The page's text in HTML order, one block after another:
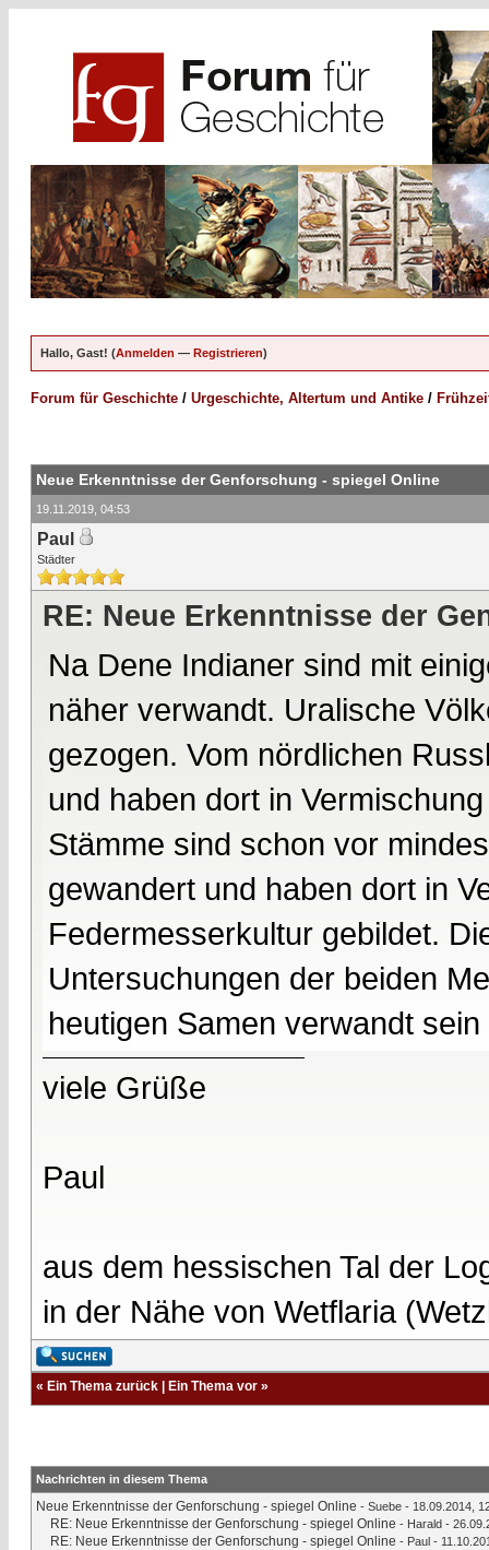
Hallo, Gast! (Anmelden — Registrieren)
Forum für Geschichte / Urgeschichte, Altertum und Antike /
Neue Erkenntnisse der Genforschung - spiegel Online
19.11.2019, 04:53
Paul
Städter
RE: Neue Erkenntnisse der
Na Dene Indianer sind mit
näher verwandt. Uralische
gezogen. Vom nördlichen
und haben dort in
Stämme sind schon vor
gewandert und haben dort in
Federmesserkultur gebildet.
Untersuchungen der beiden
heutigen Samen verwandt sein
viele Grüße
Paul
aus dem hessischen Tal der
in der Nähe von Wetflaria
« Ein Thema zurück Ein Thema vor »
Nachrichten in diesem Thema
Neue Erkenntnisse der Genforschung - spiegel Online - Suebe - 18.09.2014,
RE: Neue Erkenntnisse der Genforschung - spiegel Online - Harald -
RE: Neue Erkenntnisse der Genforschung - spiegel Online - Paul -